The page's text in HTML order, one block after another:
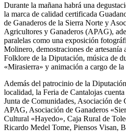
Durante la mañana habrá una
la marca de calidad certificada
de Ganaderos de la Sierra Norte y
Agricultores y Ganaderos (APAG),
paralelas como una exposición
Molinero, demostraciones de artesanía
Folklore de la Diputación, música de
«Mirasierra» y animación a cargo de
Además del patrocinio de la
localidad, la Feria de Cantalojas
Junta de Comunidades, Asociación de
APAG, Asociación de Ganaderos
Cultural «Hayedo», Caja Rural de
Ricardo Medel Tome, Piensos Visan,